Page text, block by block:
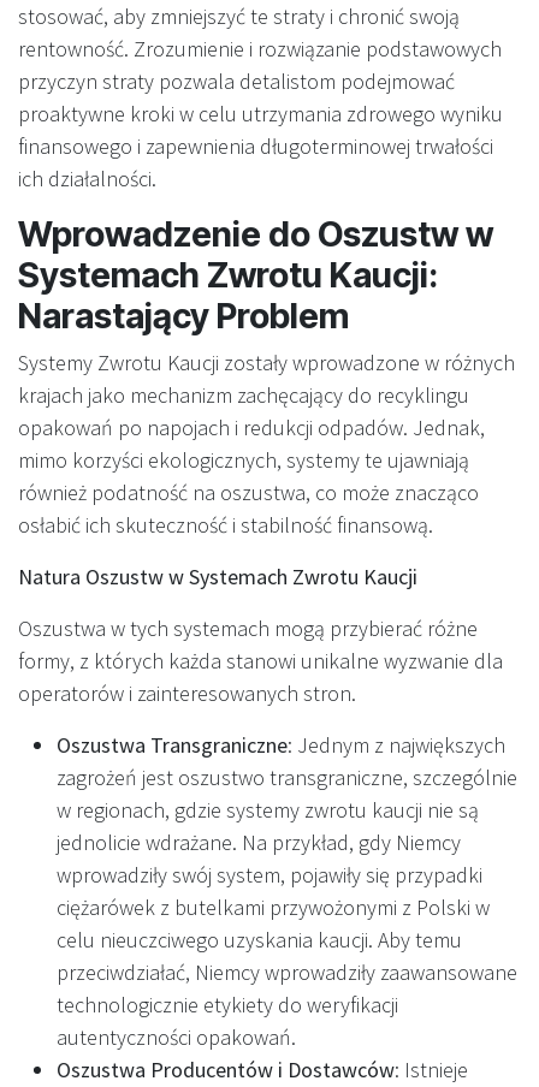
stosować, aby zmniejszyć te straty i chronić swoją
rentowność. Zrozumienie i rozwiązanie podstawowych
przyczyn straty pozwala detalistom podejmować
proaktywne kroki w celu utrzymania zdrowego wyniku
finansowego i zapewnienia długoterminowej trwałości
ich działalności.
Wprowadzenie do Oszustw w
Systemach Zwrotu Kaucji:
Narastający Problem
Systemy Zwrotu Kaucji zostały wprowadzone w różnych
krajach jako mechanizm zachęcający do recyklingu
opakowań po napojach i redukcji odpadów. Jednak,
mimo korzyści ekologicznych, systemy te ujawniają
również podatność na oszustwa, co może znacząco
osłabić ich skuteczność i stabilność finansową.
Natura Oszustw w Systemach Zwrotu Kaucji
Oszustwa w tych systemach mogą przybierać różne
formy, z których każda stanowi unikalne wyzwanie dla
operatorów i zainteresowanych stron.
Oszustwa Transgraniczne: Jednym z największych
zagrożeń jest oszustwo transgraniczne, szczególnie
w regionach, gdzie systemy zwrotu kaucji nie są
jednolicie wdrażane. Na przykład, gdy Niemcy
wprowadziły swój system, pojawiły się przypadki
ciężarówek z butelkami przywożonymi z Polski w
celu nieuczciwego uzyskania kaucji. Aby temu
przeciwdziałać, Niemcy wprowadziły zaawansowane
technologicznie etykiety do weryfikacji
autentyczności opakowań.
Oszustwa Producentów i Dostawców: Istnieje